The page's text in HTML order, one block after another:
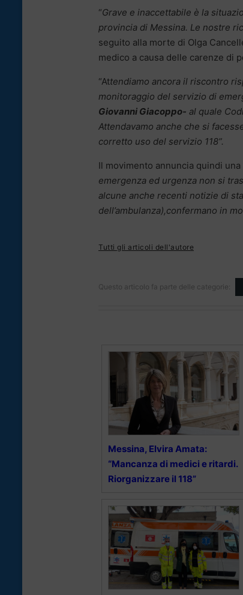
“Grave e inaccettabile è la
provincia di Messina. Le nostre
seguito alla morte di Olga
medico a causa delle carenze di
“Attendiamo ancora il riscontro
monitoraggio del servizio di
Giovanni Giacoppo- al quale
Attendavamo anche che si
corretto uso del servizio 118”.
Il movimento annuncia quindi una
emergenza ed urgenza non si
alcune anche recenti notizie di
dell’ambulanza),confermano in
Tutti gli articoli dell'autore
Questo articolo fa parte delle categorie:
Messina, Elvira Amata:
“Mancanza di medici e ritardi.
Riorganizzare il 118”